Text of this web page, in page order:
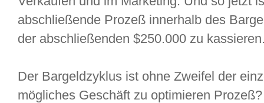
abschließende Prozeß innerhalb des
der abschließenden $250.000 zu
Der Bargeldzyklus ist ohne Zweifel der
mögliches Geschäft zu optimieren